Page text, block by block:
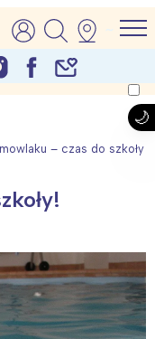
rodzinne
– czas do szkoły!